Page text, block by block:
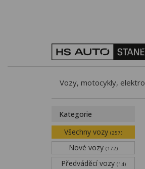
Vozy, motocykly,
Kategorie
Všechny vozy (257)
Nové vozy (172)
Předváděcí vozy (14)